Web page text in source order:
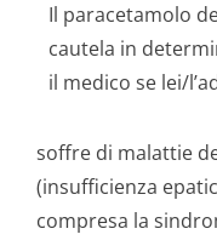
Il paracetamolo
cautela in
il medico se lei/
soffre di malattie
(insufficienza
compresa la